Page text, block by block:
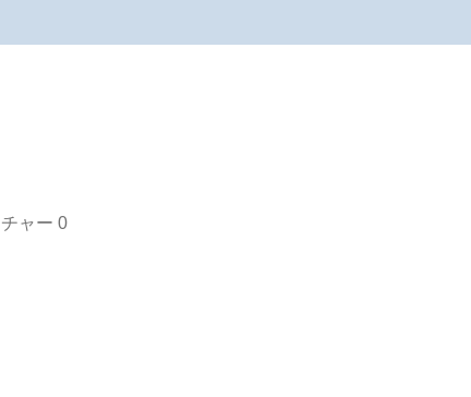
ャー 0